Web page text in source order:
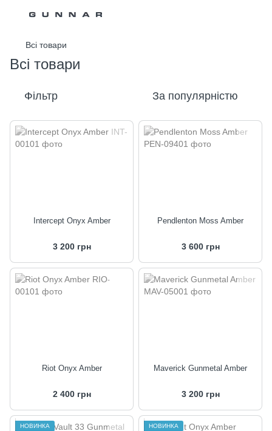
Всі товари
Всі товари
Фільтр За популярністю
Intercept Onyx Amber
3 200 грн
Pendlenton Moss Amber
3 600 грн
Riot Onyx Amber
2 400 грн
Maverick Gunmetal Amber
3 200 грн
НОВИНКА НОВИНКА